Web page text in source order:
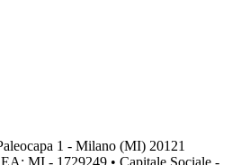
1 - Milano (MI) 20121
MI - 1729249 • Capitale Sociale -